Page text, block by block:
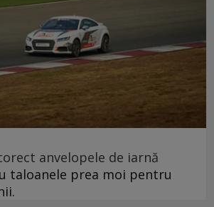
anvelopele de iarnă
taloanele prea moi pentru